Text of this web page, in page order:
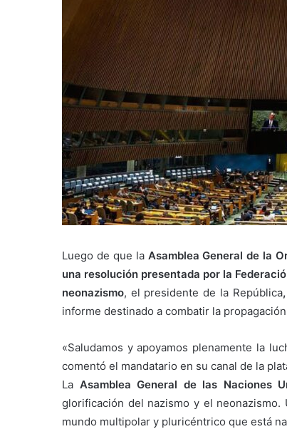
Luego de que la Asamblea General de la
una resolución presentada por la
neonazismo, el presidente de la República
informe destinado a combatir la
«Saludamos y apoyamos plenamente la
comentó el mandatario en su canal de la
La Asamblea General de las Naciones
glorificación del nazismo y el neonazismo.
mundo multipolar y pluricéntrico que está